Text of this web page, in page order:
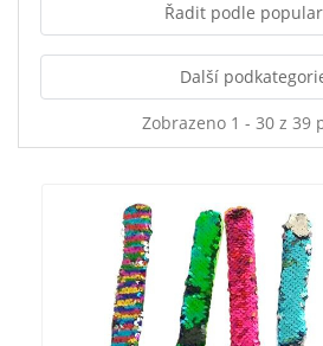
Řadit podle
Další
Zobrazeno 1 - 30 z 39